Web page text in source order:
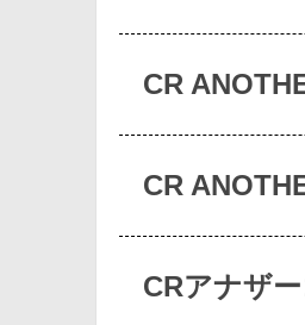
CR
CR
CRアナザ